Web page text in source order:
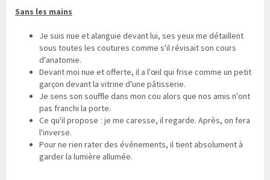
Sans les mains
Je suis nue et alanguie devant lui, ses yeux me détaillent
sous toutes les coutures comme s'il révisait son cours
d'anatomie.
Devant moi nue et offerte, il a l'œil qui frise comme un petit
garçon devant la vitrine d'une pâtisserie.
Je sens son souffle dans mon cou alors que nos amis n'ont
pas franchi la porte.
Ce qu'il propose : je me caresse, il regarde. Après, on fera
l'inverse.
Pour ne rien rater des événements, il tient absolument à
garder la lumière allumée.